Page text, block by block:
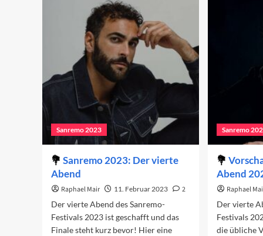
Sanremo 2023
Sanremo 2023: Der vierte
Abend
Raphael Mair 11. Februar 2023
2
Der vierte Abend des Sanremo-
Festivals 2023 ist geschafft und das
Finale steht kurz bevor! Hier eine
Sanremo
Abend
Raphael
Der vierte
Festivals
die übliche